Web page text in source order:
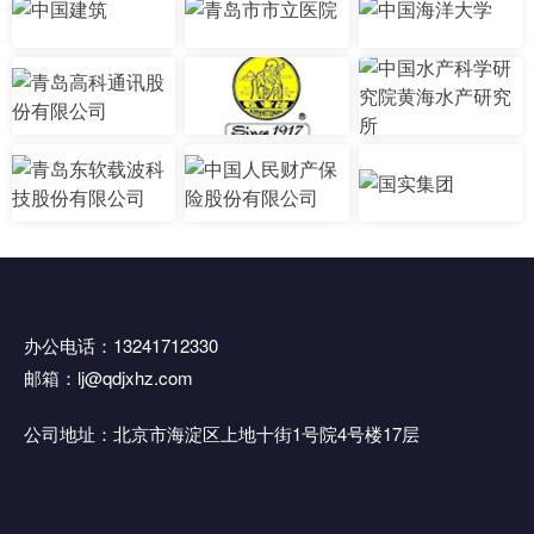
办公电话：13241712330
邮箱：lj@qdjxhz.com
公司地址：北京市海淀区上地十街1号院4号楼17层